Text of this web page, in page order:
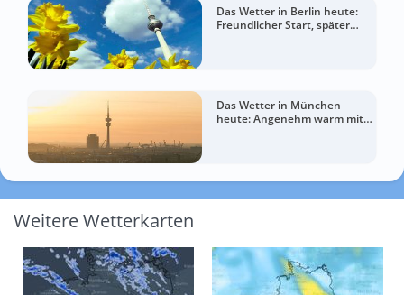
Das Wetter in Berlin heute:
Freundlicher Start, später
Das Wetter in München
heute: Angenehm warm mit
Weitere Wetterkarten